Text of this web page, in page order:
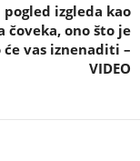
izgleda kao
čoveka, ono što je
će vas iznenaditi –
VIDEO